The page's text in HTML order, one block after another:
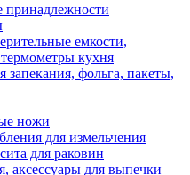
принадлежности
емкости,
кухня
запекания, фольга, пакеты,
ножи
для измельчения
для раковин
аксессуары для выпечки